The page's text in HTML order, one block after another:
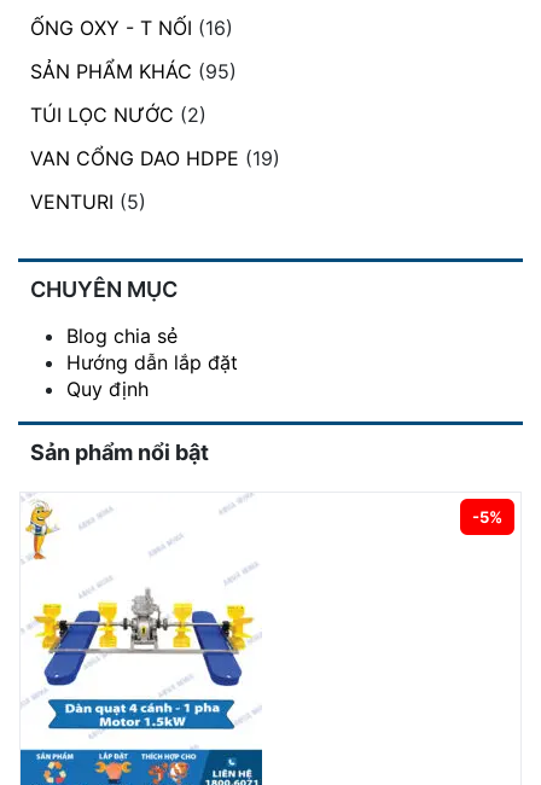
ỐNG OXY - T NỐI (16)
SẢN PHẨM KHÁC (95)
TÚI LỌC NƯỚC (2)
VAN CỔNG DAO HDPE (19)
VENTURI (5)
CHUYÊN MỤC
Blog chia sẻ
Hướng dẫn lắp đặt
Quy định
Sản phẩm nổi bật
-5%